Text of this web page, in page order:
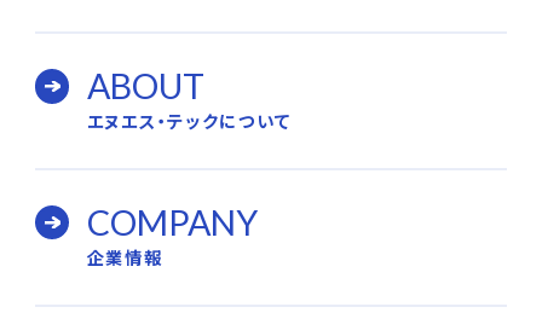
ABOUT
エヌエス・テックについて
COMPANY
企業情報